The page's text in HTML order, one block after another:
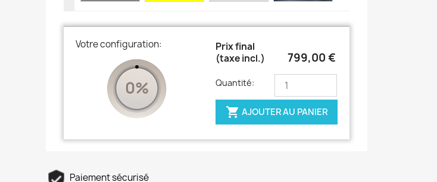
Votre configuration:
0%
Prix final
(taxe incl.)
799,00 €
Quantité:
 AJOUTER AU PANIER
Paiement sécurisé